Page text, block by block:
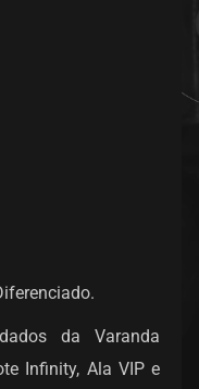
da Varanda
Infinity, Ala VIP e